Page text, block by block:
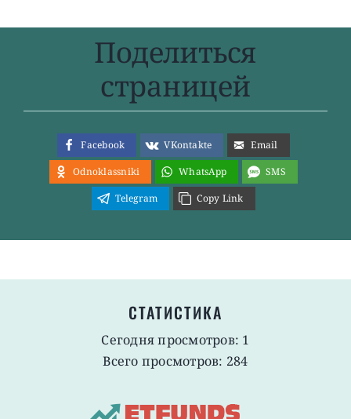
Поделиться
страницей
Facebook VKontakte
Email
Odnoklassniki
WhatsApp
SMS
Telegram
Copy Link
СТАТИСТИКА
Сегодня просмотров: 1
Всего просмотров: 284